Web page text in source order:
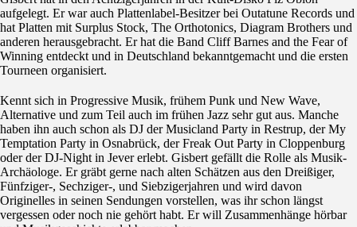
aufgelegt. Er war auch Plattenlabel-Besitzer bei Outatune Records und
hat Platten mit Surplus Stock, The Orthotonics, Diagram Brothers und
anderen herausgebracht. Er hat die Band Cliff Barnes and the Fear of
Winning entdeckt und in Deutschland bekanntgemacht und die ersten
Tourneen organisiert.
Kennt sich in Progressive Musik, frühem Punk und New Wave,
Alternative und zum Teil auch im frühen Jazz sehr gut aus. Manche
haben ihn auch schon als DJ der Musicland Party in Restrup, der My
Temptation Party in Osnabrück, der Freak Out Party in Cloppenburg
oder der DJ-Night in Jever erlebt. Gisbert gefällt die Rolle als Musik-
Archäologe. Er gräbt gerne nach alten Schätzen aus den Dreißiger,
Fünfziger-, Sechziger-, und Siebzigerjahren und wird davon
Originelles in seinen Sendungen vorstellen, was ihr schon längst
vergessen oder noch nie gehört habt. Er will Zusammenhänge hörbar